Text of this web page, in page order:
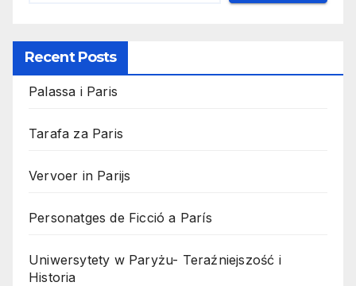
Recent Posts
Palassa i Paris
Tarafa za Paris
Vervoer in Parijs
Personatges de Ficció a París
Uniwersytety w Paryżu- Teraźniejszość i
Historia